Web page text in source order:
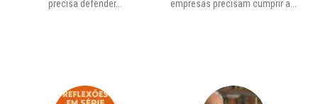
precisa defender...
empresas precisam cumprir a...